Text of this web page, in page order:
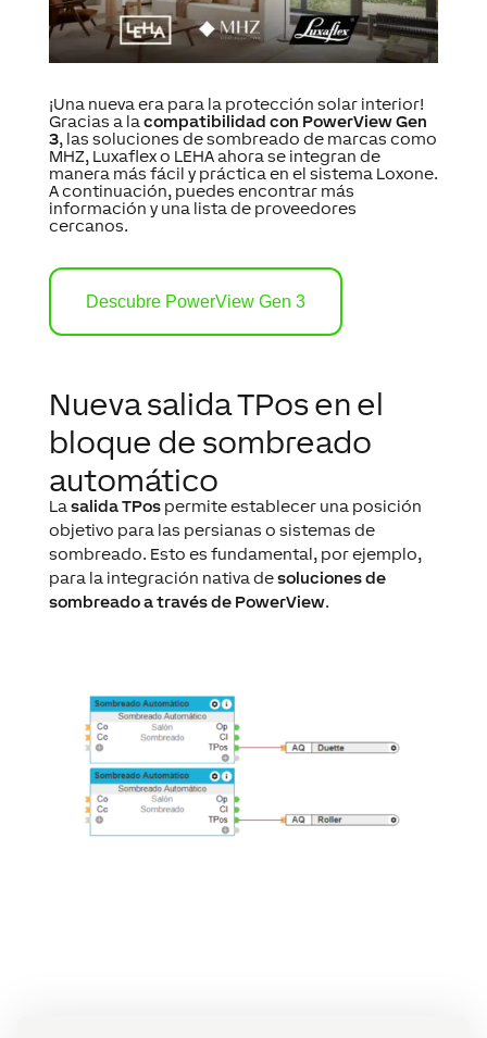
¡Una nueva era para la protección solar interior!
Gracias a la compatibilidad con PowerView Gen
3, las soluciones de sombreado de marcas como
MHZ, Luxaflex o LEHA ahora se integran de
manera más fácil y práctica en el sistema Loxone.
A continuación, puedes encontrar más
información y una lista de proveedores
cercanos.
Descubre PowerView Gen 3
Nueva salida TPos en el
bloque de sombreado
automático
La salida TPospermite establecer una posición
objetivo para las persianas o sistemas de
sombreado. Esto es fundamental, por ejemplo,
para la integración nativa desoluciones de
sombreado a través de PowerView.